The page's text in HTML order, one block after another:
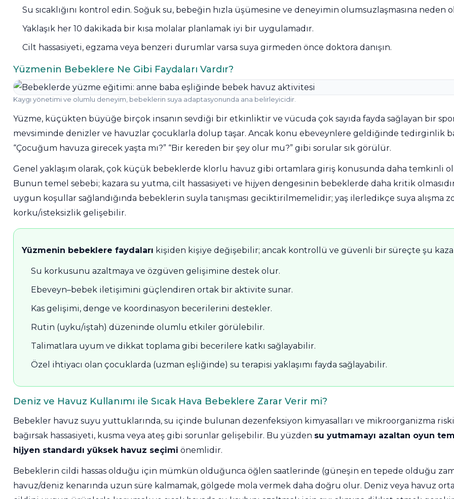
Sehpa
Havuz
Jakuzi Sauna
Ekipmanları
Kartuş Filtreler
Kuvars Cam
Filtre Kumu
Olimpik
Su sıcaklığını kontrol edin. Soğuk su, bebeğin hızla üşümesine ve deneyimin olumsuzlaşmasına neden
Yaklaşık her 10 dakikada bir kısa molalar planlamak iyi bir uygulamadır.
Cilt hassasiyeti, egzama veya benzeri durumlar varsa suya girmeden önce doktora danışın.
Yüzmenin Bebeklere Ne Gibi Faydaları Vardır?
Kaygı yönetimi ve olumlu deneyim, bebeklerin suya adaptasyonunda ana belirleyicidir.
Yüzme, küçükten büyüğe birçok insanın sevdiği bir etkinliktir ve vücuda çok sayıda fayda sağlayan bir
mevsiminde denizler ve havuzlar çocuklarla dolup taşar. Ancak konu ebeveynlere geldiğinde tedirginlik
“Çocuğum havuza girecek yaşta mı?” “Bir kereden bir şey olur mu?” gibi sorular sık görülür.
Genel yaklaşım olarak, çok küçük bebeklerde klorlu havuz gibi ortamlara giriş konusunda daha temkinli
Bunun temel sebebi; kazara su yutma, cilt hassasiyeti ve hijyen dengesinin bebeklerde daha kritik
uygun koşullar sağlandığında bebeklerin suyla tanışması geciktirilmemelidir; yaş ilerledikçe suya alışma
korku/isteksizlik gelişebilir.
Yüzmenin bebeklere faydaları kişiden kişiye değişebilir; ancak kontrollü ve güvenli bir süreçte şu
Su korkusunu azaltmaya ve özgüven gelişimine destek olur.
Ebeveyn–bebek iletişimini güçlendiren ortak bir aktivite sunar.
Kas gelişimi, denge ve koordinasyon becerilerini destekler.
Rutin (uyku/iştah) düzeninde olumlu etkiler görülebilir.
Talimatlara uyum ve dikkat toplama gibi becerilere katkı sağlayabilir.
Özel ihtiyacı olan çocuklarda (uzman eşliğinde) su terapisi yaklaşımı fayda sağlayabilir.
Deniz ve Havuz Kullanımı ile Sıcak Hava Bebeklere Zarar Verir mi?
Bebekler havuz suyu yuttuklarında, su içinde bulunan dezenfeksiyon kimyasalları ve mikroorganizma
bağırsak hassasiyeti, kusma veya ateş gibi sorunlar gelişebilir. Bu yüzden su yutmamayı azaltan oyun
hijyen standardı yüksek havuz seçimi önemlidir.
Bebeklerin cildi hassas olduğu için mümkün olduğunca öğlen saatlerinde (güneşin en tepede olduğu
havuz/deniz kenarında uzun süre kalmamak, gölgede mola vermek daha doğru olur. Deniz veya havuz